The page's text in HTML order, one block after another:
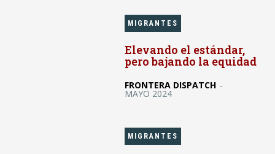
MIGRANTES
Elevando el estándar,
pero bajando la equidad
FRONTERA DISPATCH -
MAYO 2024
MIGRANTES